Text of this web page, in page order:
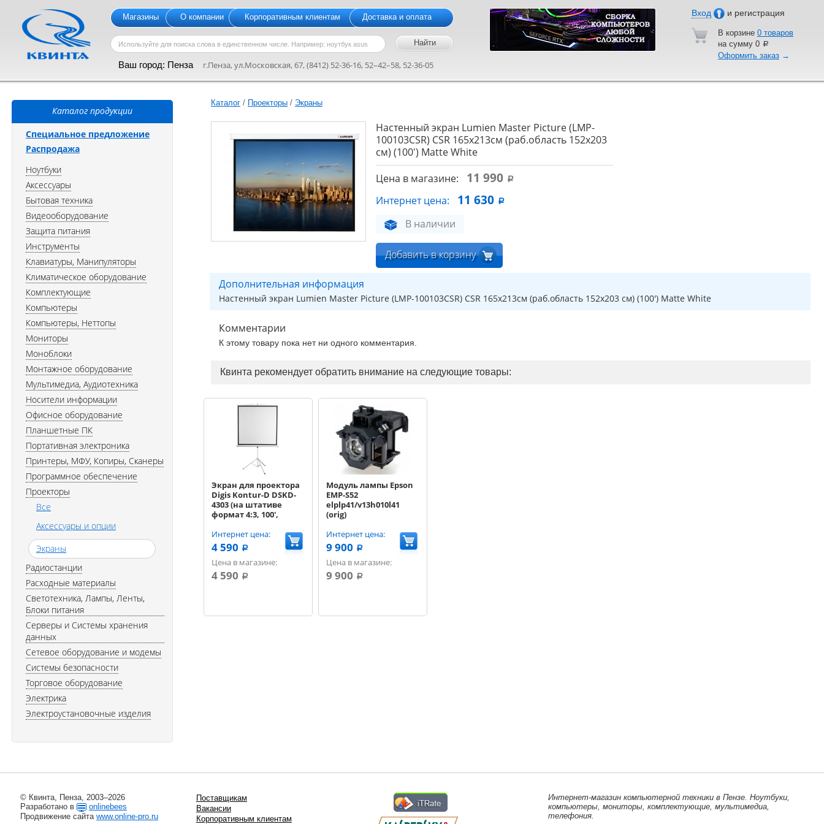
Вход и регистрация
В корзине 0 товаров
на сумму 0 a
Оформить заказ →
Магазины О компании Корпоративным клиентам Доставка и оплата
Ваш город: Пенза г.Пенза, ул.Московская, 67, (8412) 52-36-16, 52–42–58, 52-36-05
Каталог / Проекторы / Экраны
Настенный экран Lumien Master Picture (LMP-
100103CSR) CSR 165x213см (раб.область 152х203
см) (100') Matte White
Цена в магазине:
11 990 a
Интернет цена: 11 630 a
В наличии
Добавить в корзину
Дополнительная информация
Настенный экран Lumien Master Picture (LMP-100103CSR) CSR 165x213см (раб.область 152х203 см) (100') Matte White
Комментарии
К этому товару пока нет ни одного комментария.
Квинта рекомендует обратить внимание на следующие товары:
Экран для проектора
Digis Kontur-D DSKD-
4303 (на штативе
формат 4:3, 100',
поверхность 200x150,
MW)
Интернет цена:
4 590 a
Цена в магазине:
4 590 a
Модуль лампы Epson
EMP-S52
elplp41/v13h010l41
(orig)
Интернет цена:
9 900 a
Цена в магазине:
9 900 a
Каталог продукции
Специальное предложение
Распродажа
Ноутбуки
Аксессуары
Бытовая техника
Видеооборудование
Защита питания
Инструменты
Клавиатуры, Манипуляторы
Климатическое оборудование
Комплектующие
Компьютеры
Компьютеры, Неттопы
Мониторы
Моноблоки
Монтажное оборудование
Мультимедиа, Аудиотехника
Носители информации
Офисное оборудование
Планшетные ПК
Портативная электроника
Принтеры, МФУ, Копиры, Сканеры
Программное обеспечение
Проекторы
Все
Аксессуары и опции
Экраны
Радиостанции
Расходные материалы
Светотехника, Лампы, Ленты,
Блоки питания
Серверы и Системы хранения
данных
Сетевое оборудование и модемы
Системы безопасности
Торговое оборудование
Электрика
Электроустановочные изделия
© Квинта, Пенза, 2003–2026
Разработано в
onlinebees
Продвижение сайтаwww.online-pro.ru
Поставщикам
Вакансии
Корпоративным клиентам
Интернет-магазин компьютерной техники в Пензе. Ноутбуки,
компьютеры, мониторы, комплектующие, мультимедиа,
телефония.